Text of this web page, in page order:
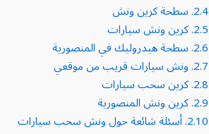
2.4. سطحة كرين ونش
2.5. كرين ونش سيارات
2.6. سطحة هيدروليك في المنصورية
2.7. ونش سيارات قريب من موقعي
2.8. كرين سحب سيارات
2.9. كرين ونش المنصورية
2.10. أسئلة شائعة حول ونش سحب سيارات